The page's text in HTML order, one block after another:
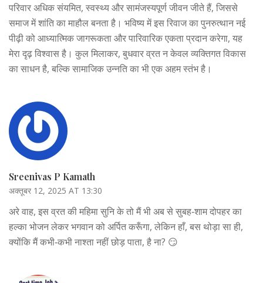
परिवार अधिक संयमित, स्वस्थ्य और सामंजस्यपूर्ण जीवन जीते हैं, जिससे
समाज में शांति का माहौल बनता है। भविष्य में इस रिवाज का पुनरुत्थान नई
पीढ़ी को आध्यात्मिक जागरूकता और पारिवारिक एकता प्रदान करेगा, यह
मेरा दृढ़ विश्वास है। कुल मिलाकर, बुधवार व्रत न केवल व्यक्तिगत विकास
का साधन है, बल्कि सामाजिक उन्नति का भी एक अहम स्तंभ है।
Sreenivas P Kamath
अक्तूबर 12, 2025 AT 13:30
अरे वाह, इस व्रत की महिमा सुनि के तो मैं भी अब से सुबह‑शाम दोपहर का
हल्का भोजन लेकर भगवान को अर्पित करूँगा, लेकिन हाँ, बस थोड़ा सा ही,
क्योंकि मैं कभी‑कभी नाश्ता नहीं छोड़ पाता, है ना? 😏